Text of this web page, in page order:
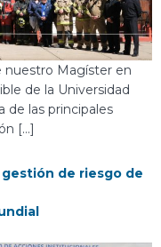
nuestro Magíster en
de la Universidad
de las principales
[…]
gestión de riesgo de